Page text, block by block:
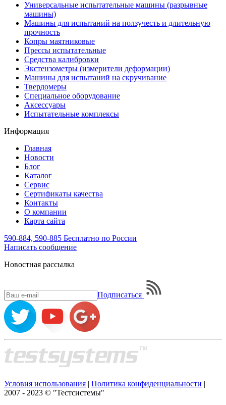
Универсальные испытательные машины (разрывные
машины)
Машины для испытаний на ползучесть и длительную
прочность
Копры маятниковые
Прессы испытательные
Средства калибровки
Экстензометры (измерители деформации)
Машины для испытаний на скручивание
Твердомеры
Специальное оборудование
Аксессуары
Испытательные комплексы
Информация
Главная
Новости
Блог
Каталог
Сервис
Сертификаты качества
Контакты
О компании
Карта сайта
590-884, 590-885 Бесплатно по России
Написать сообщение
Новостная рассылка
Подписаться
Условия использования | Политика конфиденциальности |
2007 - 2023 © "Тестсистемы"